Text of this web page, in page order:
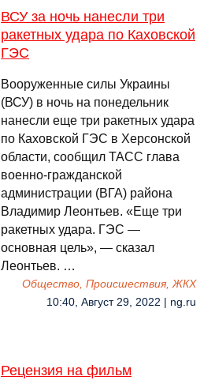
ВСУ за ночь нанесли три
ракетных удара по Каховской
ГЭС
Вооруженные силы Украины
(ВСУ) в ночь на понедельник
нанесли еще три ракетных удара
по Каховской ГЭС в Херсонской
области, сообщил ТАСС глава
военно-гражданской
администрации (ВГА) района
Владимир Леонтьев. «Еще три
ракетных удара. ГЭС —
основная цель», — сказал
Леонтьев. …
Общество, Происшествия, ЖКХ
10:40, Август 29, 2022 | ng.ru
Рецензия на фильм